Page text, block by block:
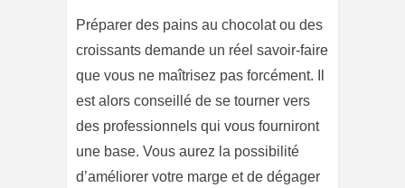
Préparer des pains au chocolat ou des
croissants demande un réel savoir-faire
que vous ne maîtrisez pas forcément. Il
est alors conseillé de se tourner vers
des professionnels qui vous fourniront
une base. Vous aurez la possibilité
d’améliorer votre marge et de dégager